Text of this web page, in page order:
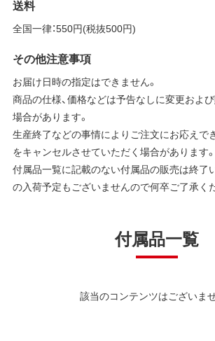
送料
全国一律：550円(税抜500円)
その他注意事項
お届け日時の指定はできません。
商品の仕様、価格などは予告なしに変更およ
場合があります。
生産終了などの事情によりご注文にお応えで
をキャンセルさせていただく場合があります。
付属品一覧に記載のない付属品の販売は終了
の入荷予定もございませんので何卒ご了承く
付属品一覧
該当のコンテンツはございませ